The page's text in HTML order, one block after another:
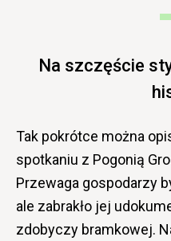
Na szczęście
Tak pokrótce można
spotkaniu z Pogonią
Przewaga gospodarzy
ale zabrakło jej
zdobyczy bramkowej.